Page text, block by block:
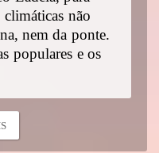
não
nem da ponte.
populares e os